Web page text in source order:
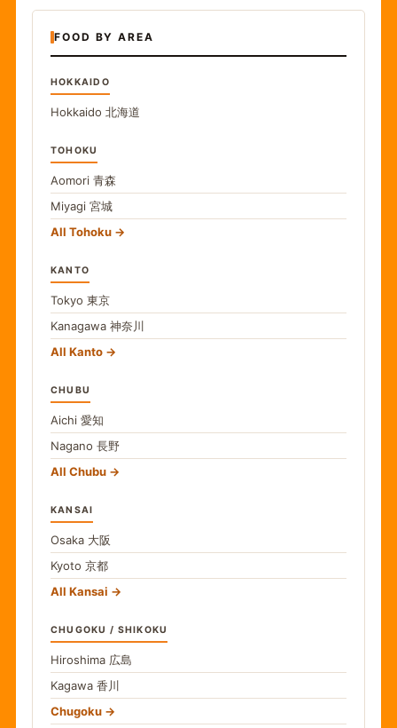
FOOD BY AREA
HOKKAIDO
Hokkaido 北海道
TOHOKU
Aomori 青森
Miyagi 宮城
All Tohoku
KANTO
Tokyo 東京
Kanagawa 神奈川
All Kanto
CHUBU
Aichi 愛知
Nagano 長野
All Chubu
KANSAI
Osaka 大阪
Kyoto 京都
All Kansai
CHUGOKU / SHIKOKU
Hiroshima 広島
Kagawa 香川
Chugoku